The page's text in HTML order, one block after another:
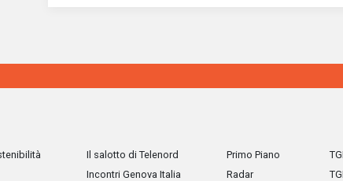
Il salotto di Telenord
Incontri Genova Italia
Primo Piano
Radar